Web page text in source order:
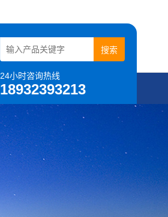
24小时咨询热线
18932393213